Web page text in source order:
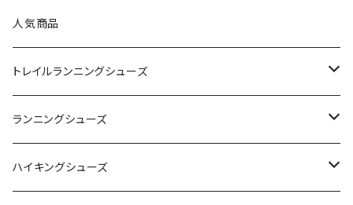
On（オン）
YONEX（ヨネックス）
adidas（アディダス）
SAYSKY（セイスカイ）
人気商品
トレイルランニングシューズ
On
VIKING
ランニングシューズ
On
ハイキングシューズ